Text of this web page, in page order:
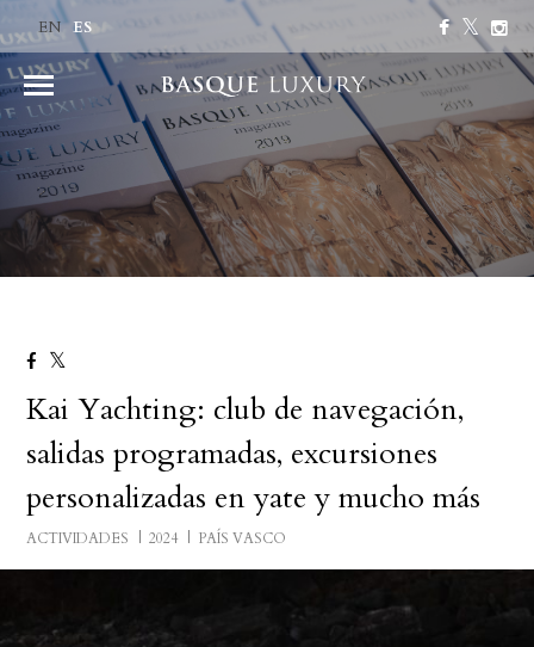
EN ES
Kai Yachting: club de navegación,
salidas programadas, excursiones
personalizadas en yate y mucho más
ACTIVIDADES 2024 PAÍS VASCO